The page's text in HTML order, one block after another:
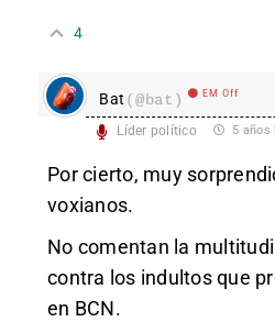
4
Bat (@bat) EM Off
Líder político 5 años
Por cierto, muy
voxianos.
No comentan la
contra los indultos que
en BCN.